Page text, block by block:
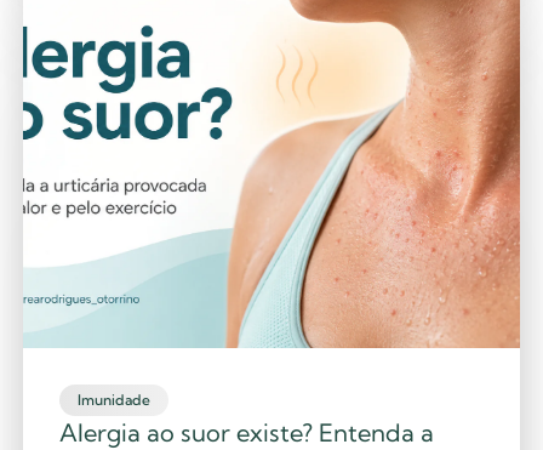
Imunidade
Alergia ao suor existe? Entenda a